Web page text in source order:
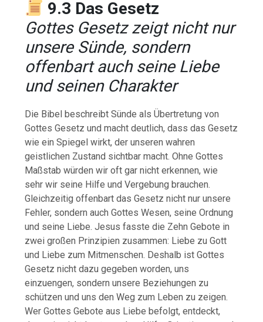
9.3 Das Gesetz
Gottes Gesetz zeigt nicht nur
unsere Sünde, sondern
offenbart auch seine Liebe
und seinen Charakter
Die Bibel beschreibt Sünde als Übertretung von
Gottes Gesetz und macht deutlich, dass das Gesetz
wie ein Spiegel wirkt, der unseren wahren
geistlichen Zustand sichtbar macht. Ohne Gottes
Maßstab würden wir oft gar nicht erkennen, wie
sehr wir seine Hilfe und Vergebung brauchen.
Gleichzeitig offenbart das Gesetz nicht nur unsere
Fehler, sondern auch Gottes Wesen, seine Ordnung
und seine Liebe. Jesus fasste die Zehn Gebote in
zwei großen Prinzipien zusammen: Liebe zu Gott
und Liebe zum Mitmenschen. Deshalb ist Gottes
Gesetz nicht dazu gegeben worden, uns
einzuengen, sondern unsere Beziehungen zu
schützen und uns den Weg zum Leben zu zeigen.
Wer Gottes Gebote aus Liebe befolgt, entdeckt,